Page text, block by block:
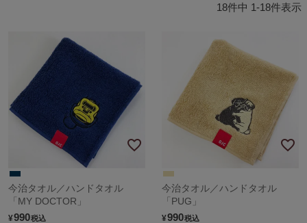
18件中 1-18件表示
今治タオル／ハンドタオル
「MY DOCTOR」
¥990税込
今治タオル／ハンドタオル
「PUG」
¥990税込